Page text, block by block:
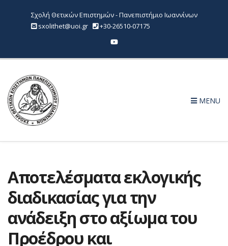
Σχολή Θετικών Επιστημών - Πανεπιστήμιο Ιωαννίνων
sxolithet@uoi.gr
+30-26510-07175
MENU
Αποτελέσματα εκλογικής
διαδικασίας για την
ανάδειξη στο αξίωμα του
Προέδρου και